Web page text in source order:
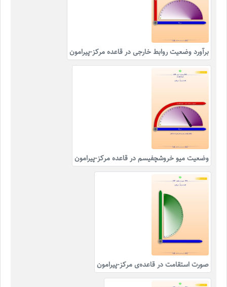
برآورد وضعیت روابط خارجی در قاعده مرکز-پیرامون
وضعیت میو خروشچفیسم در قاعده مرکز-پیرامون
صورت استقامت در قاعده‌ی مرکز-پیرامون